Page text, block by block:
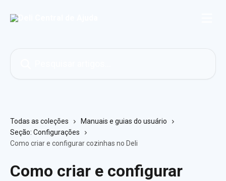
Todas as coleções
Manuais e guias do usuário
Seção: Configurações
Como criar e configurar cozinhas no Deli
Como criar e configurar